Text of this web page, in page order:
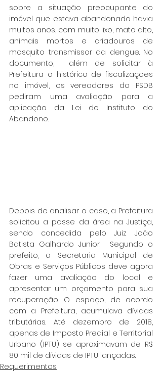
sobre a situação preocupante do
imóvel que estava abandonado havia
muitos anos, com muito lixo, mato alto,
animais mortos e criadouros de
mosquito transmissor da dengue. No
documento,  além de solicitar à
Prefeitura o histórico de fiscalizações
no imóvel, os vereadores do PSDB
pediram uma avaliação para a
aplicação da Lei do Instituto do
Abandono.
Depois de analisar o caso, a Prefeitura
solicitou a posse da área na Justiça,
sendo concedida pelo Juiz João
Batista Galhardo Junior.  Segundo o
prefeito, a Secretaria Municipal de
Obras e Serviços Públicos deve agora
fazer uma avaliação do local e
apresentar um orçamento para sua
recuperação. O espaço, de acordo
com a Prefeitura, acumulava dívidas
tributárias. Até dezembro de 2018,
apenas de Imposto Predial e Territorial
Urbano (IPTU) se aproximavam de R$
80 mil de dívidas de IPTU lançadas.
Requerimentos